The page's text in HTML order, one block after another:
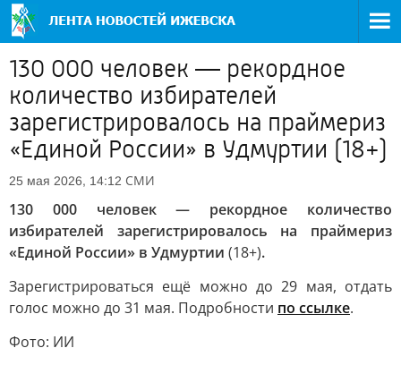
130 000 человек — рекордное
количество избирателей
зарегистрировалось на праймериз
«Единой России» в Удмуртии (18+)
25 мая 2026, 14:12 СМИ
130 000 человек — рекордное количество
избирателей зарегистрировалось на праймериз
«Единой России» в Удмуртии (18+).
Зарегистрироваться ещё можно до 29 мая, отдать
голос можно до 31 мая. Подробности по ссылке.
Фото: ИИ